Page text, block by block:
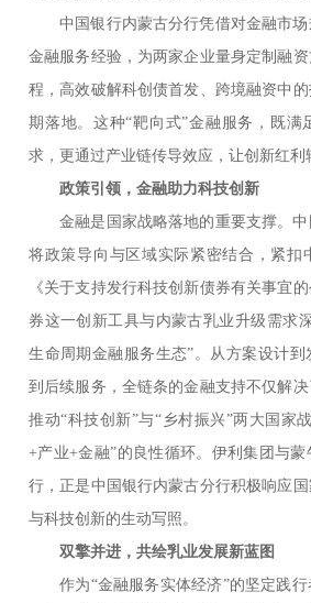
中国银行内蒙古分行凭借对金融市
金融服务经验，为两家企业量身定制融
程，高效破解科创债首发、跨境融资中
期落地。这种“靶向式”金融服务，既满
求，更通过产业链传导效应，让创新红利
政策引领，金融助力科技创新
金融是国家战略落地的重要支撑。
将政策导向与区域实际紧密结合，紧扣
《关于支持发行科技创新债券有关事宜
券这一创新工具与内蒙古乳业升级需求
生命周期金融服务生态”。从方案设计
到后续服务，全链条的金融支持不仅解
推动“科技创新”与“乡村振兴”两大国家
+产业+金融”的良性循环。伊利集团与
行，正是中国银行内蒙古分行积极响应
与科技创新的生动写照。
双擎并进，共绘乳业发展新蓝图
作为“金融服务实体经济”的坚定践